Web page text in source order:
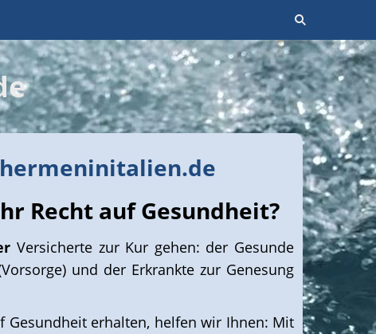
Recht auf Gesundheit?
Versicherte zur Kur gehen: der Gesunde
und der Erkrankte zur Genesung
Gesundheit erhalten, helfen wir Ihnen: Mit